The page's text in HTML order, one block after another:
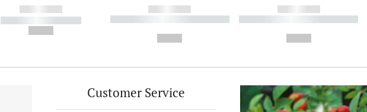
------------
----------- -----------
------------
----------- ----------- ----------
------------
----------- ----------- ----------
Customer Service